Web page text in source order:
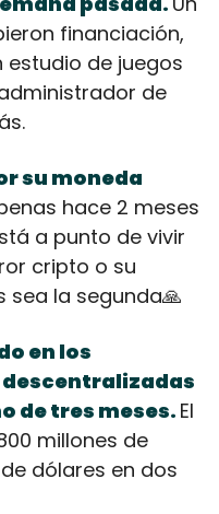
financiación,
estudio de juegos
de
su moneda
hace 2 meses
a punto de vivir
cripto o su
sea la segunda🙏
en los
de tres meses. El
millones de
dólares en dos